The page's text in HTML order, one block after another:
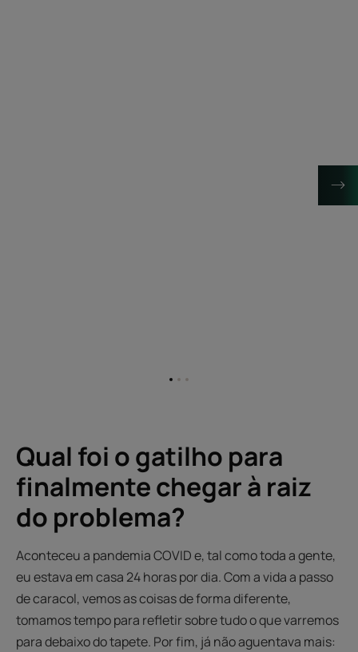
Ir
1
Ir
2
Ir
3
Qual foi o gatilho para
finalmente chegar à raiz
do problema?
Aconteceu a pandemia COVID e, tal como toda a gente,
eu estava em casa 24 horas por dia. Com a vida a passo
de caracol, vemos as coisas de forma diferente,
tomamos tempo para refletir sobre tudo o que varremos
para debaixo do tapete. Por fim, já não aguentava mais: